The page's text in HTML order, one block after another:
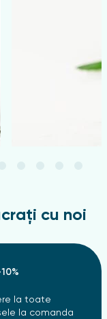
cu noi
la toate
la comanda